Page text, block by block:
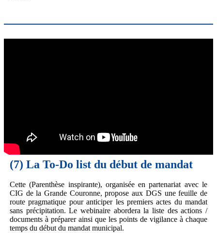
(7) La To-Do list du début de mandat
Cette (Parenthèse inspirante), organisée en partenariat avec le
CIG de la Grande Couronne, propose aux DGS une feuille de
route pragmatique pour anticiper les premiers actes du mandat
sans précipitation. Le webinaire abordera la liste des actions /
documents à préparer ainsi que les points de vigilance à chaque
temps du début du mandat municipal.